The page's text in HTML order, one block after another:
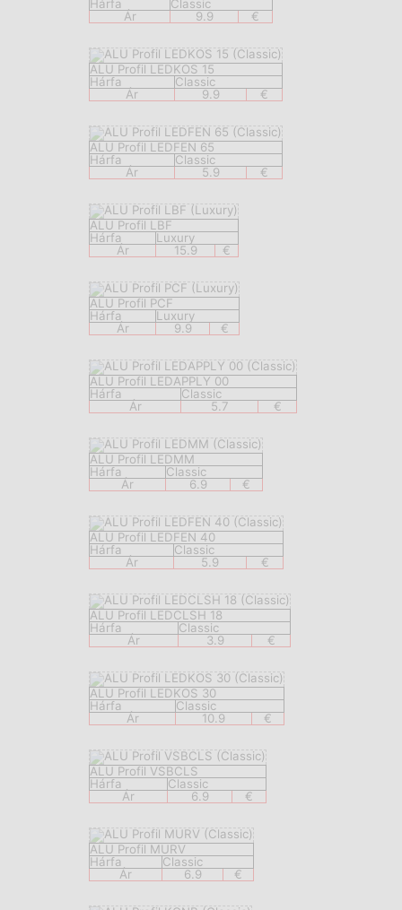
Hárfa
Classic
Ár
9.9 €
ALU Profil LEDKOS 15
Hárfa
Classic
Ár
9.9 €
ALU Profil LEDFEN 65
Hárfa
Classic
Ár
5.9 €
ALU Profil LBF
Hárfa
Luxury
Ár
15.9 €
ALU Profil PCF
Hárfa
Luxury
Ár
9.9 €
ALU Profil LEDAPPLY 00
Hárfa
Classic
Ár
5.7 €
ALU Profil LEDMM
Hárfa
Classic
Ár
6.9 €
ALU Profil LEDFEN 40
Hárfa
Classic
Ár
5.9 €
ALU Profil LEDCLSH 18
Hárfa
Classic
Ár
3.9 €
ALU Profil LEDKOS 30
Hárfa
Classic
Ár
10.9 €
ALU Profil VSBCLS
Hárfa
Classic
Ár
6.9 €
ALU Profil MURV
Hárfa
Classic
Ár
6.9 €